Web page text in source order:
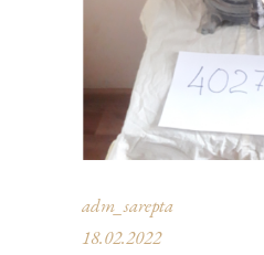
adm_sarepta
18.02.2022